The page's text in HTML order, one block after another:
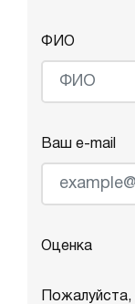
ФИО
Ваш e-mail
Оценка